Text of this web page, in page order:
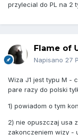
przylecial do PL na 2
Flame of
Napisano 27
Wiza J1 jest typu M -
pare razy do polski
1) powiadom o tym
2) nie opuszczaj usa
zakonczeniem wizy -